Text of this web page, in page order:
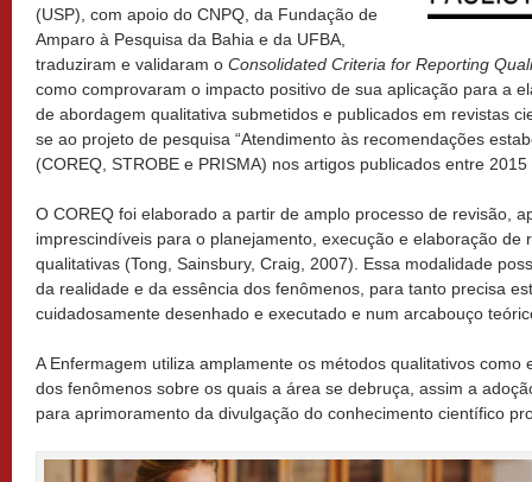
(USP), com apoio do CNPQ, da Fundação de
Amparo à Pesquisa da Bahia e da UFBA,
traduziram e validaram o Consolidated Criteria for Reporting
como comprovaram o impacto positivo de sua aplicação para a
de abordagem qualitativa submetidos e publicados em revistas
se ao projeto de pesquisa “Atendimento às recomendações
(COREQ, STROBE e PRISMA) nos artigos publicados entre 2015
O COREQ foi elaborado a partir de amplo processo de revisão,
imprescindíveis para o planejamento, execução e elaboração de
qualitativas (Tong, Sainsbury, Craig, 2007). Essa modalidade
da realidade e da essência dos fenômenos, para tanto precisa
cuidadosamente desenhado e executado e num arcabouço
A Enfermagem utiliza amplamente os métodos qualitativos como
dos fenômenos sobre os quais a área se debruça, assim a
para aprimoramento da divulgação do conhecimento científico